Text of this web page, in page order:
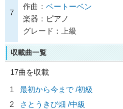
7
作曲： ベートーベン
楽器：ピアノ
グレード：上級
収載曲一覧
17曲を収載
1
最初から今まで /初級
2
さとうきび畑 /中級